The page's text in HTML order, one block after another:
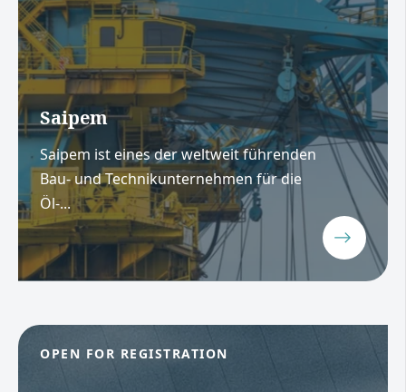
Saipem
Saipem ist eines der weltweit führenden
Bau- und Technikunternehmen für die
Öl-...
OPEN FOR REGISTRATION